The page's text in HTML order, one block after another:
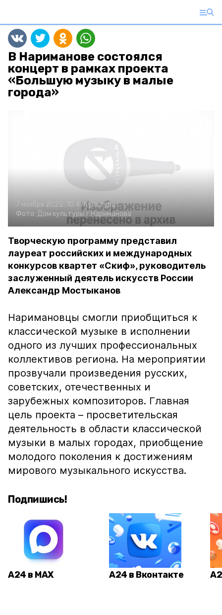
В Нариманове состоялся
концерт в рамках проекта
«Большую музыку в малые
города»
7 ноября 2022, 10:47Культура
Фото: Дом культуры г.Нариманова
Творческую программу представил
лауреат российских и международных
конкурсов квартет «Скиф», руководитель
заслуженный деятель искусств России
Александр Мостыканов
Наримановцы смогли приобщиться к
классической музыке в исполнении
одного из лучших профессиональных
коллективов региона. На мероприятии
прозвучали произведения русских,
советских, отечественных и
зарубежных композиторов. Главная
цель проекта – просветительская
деятельность в области классической
музыки в малых городах, приобщение
молодого поколения к достижениям
мирового музыкального искусства.
Подпишись!
А24 в MAX А24 в Вконтакте